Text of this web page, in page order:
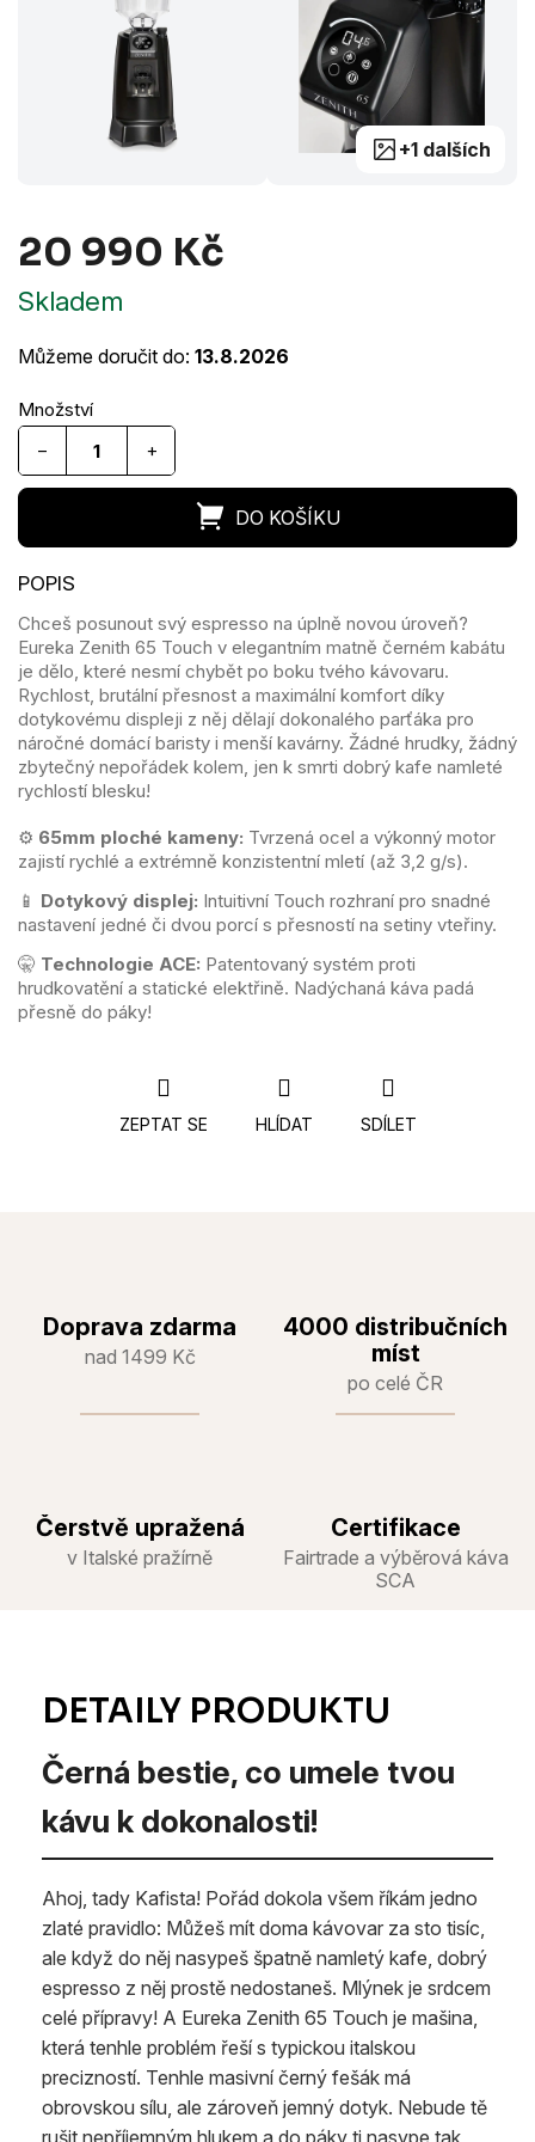
+1 dalších
20 990 Kč
Skladem
Můžeme doručit do: 13.8.2026
+
−
Chceš posunout svý espresso na úplně novou úroveň?
Eureka Zenith 65 Touch v elegantním matně černém kabátu
je dělo, které nesmí chybět po boku tvého kávovaru.
Rychlost, brutální přesnost a maximální komfort díky
dotykovému displeji z něj dělají dokonalého parťáka pro
náročné domácí baristy i menší kavárny. Žádné hrudky, žádný
zbytečný nepořádek kolem, jen k smrti dobrý kafe namleté
rychlostí blesku!
⚙️ 65mm ploché kameny: Tvrzená ocel a výkonný motor
zajistí rychlé a extrémně konzistentní mletí (až 3,2 g/s).
📱 Dotykový displej: Intuitivní Touch rozhraní pro snadné
nastavení jedné či dvou porcí s přesností na setiny vteřiny.
🤫 Technologie ACE: Patentovaný systém proti
hrudkovatění a statické elektřině. Nadýchaná káva padá
přesně do páky!
ZEPTAT SE HLÍDAT SDÍLET
Doprava zdarma
nad 1499 Kč
4000 distribučních
míst
po celé ČR
Čerstvě upražená
v Italské pražírně
Certifikace
Fairtrade a výběrová káva
SCA
Černá bestie, co umele tvou
kávu k dokonalosti!
Ahoj, tady Kafista! Pořád dokola všem říkám jedno
zlaté pravidlo: Můžeš mít doma kávovar za sto tisíc,
ale když do něj nasypeš špatně namletý kafe, dobrý
espresso z něj prostě nedostaneš. Mlýnek je srdcem
celé přípravy! A Eureka Zenith 65 Touch je mašina,
která tenhle problém řeší s typickou italskou
precizností. Tenhle masivní černý fešák má
obrovskou sílu, ale zároveň jemný dotyk. Nebude tě
rušit nepříjemným hlukem a do páky ti nasype tak